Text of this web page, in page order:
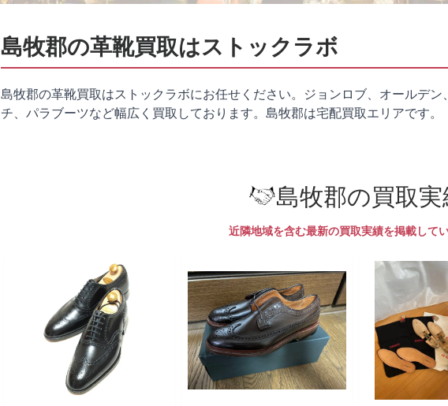
島牧郡の革靴買取はストックラボ
島牧郡の革靴買取はストックラボにお任せください。ジョンロブ、オールデ
チ、パラブーツなど幅広く買取しております。島牧郡は宅配買取エリアです。
島牧郡の買取
近隣地域を含む最新の買取実績を掲載して